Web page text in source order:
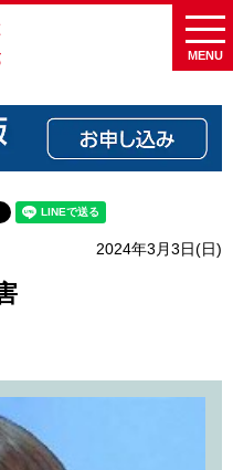
MENU
2024年3月3日(日)